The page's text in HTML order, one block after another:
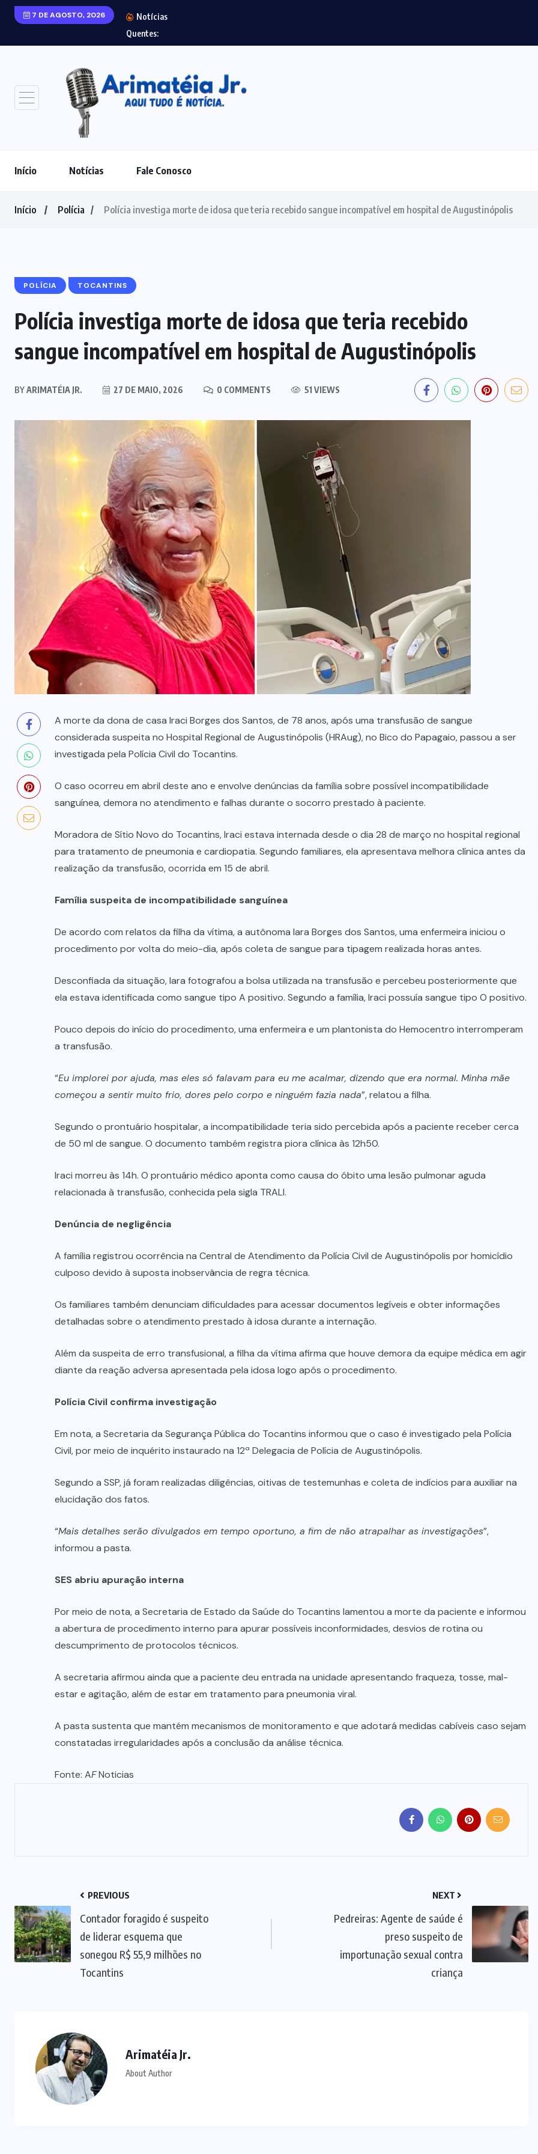
7 DE AGOSTO, 2026
Notícias
Quentes:
Início Notícias Fale Conosco
Início Polícia Polícia investiga morte de idosa que teria recebido sangue incompatível em hospital de Augustinópolis
POLÍCIA TOCANTINS
Polícia investiga morte de idosa que teria recebido
sangue incompatível em hospital de Augustinópolis
BYARIMATÉIA JR. 27 DE MAIO, 2026 0 COMMENTS 51 VIEWS
A morte da dona de casa Iraci Borges dos Santos, de 78 anos, após uma transfusão de sangue
considerada suspeita no Hospital Regional de Augustinópolis (HRAug), no Bico do Papagaio, passou a ser
investigada pela Polícia Civil do Tocantins.
O caso ocorreu em abril deste ano e envolve denúncias da família sobre possível incompatibilidade
sanguínea, demora no atendimento e falhas durante o socorro prestado à paciente.
Moradora de Sítio Novo do Tocantins, Iraci estava internada desde o dia 28 de março no hospital regional
para tratamento de pneumonia e cardiopatia. Segundo familiares, ela apresentava melhora clínica antes da
realização da transfusão, ocorrida em 15 de abril.
Família suspeita de incompatibilidade sanguínea
De acordo com relatos da filha da vítima, a autônoma Iara Borges dos Santos, uma enfermeira iniciou o
procedimento por volta do meio-dia, após coleta de sangue para tipagem realizada horas antes.
Desconfiada da situação, Iara fotografou a bolsa utilizada na transfusão e percebeu posteriormente que
ela estava identificada como sangue tipo A positivo. Segundo a família, Iraci possuía sangue tipo O positivo.
Pouco depois do início do procedimento, uma enfermeira e um plantonista do Hemocentro interromperam
a transfusão.
“Eu implorei por ajuda, mas eles só falavam para eu me acalmar, dizendo que era normal. Minha mãe
começou a sentir muito frio, dores pelo corpo e ninguém fazia nada”, relatou a filha.
Segundo o prontuário hospitalar, a incompatibilidade teria sido percebida após a paciente receber cerca
de 50 ml de sangue. O documento também registra piora clínica às 12h50.
Iraci morreu às 14h. O prontuário médico aponta como causa do óbito uma lesão pulmonar aguda
relacionada à transfusão, conhecida pela sigla TRALI.
Denúncia de negligência
A família registrou ocorrência na Central de Atendimento da Polícia Civil de Augustinópolis por homicídio
culposo devido à suposta inobservância de regra técnica.
Os familiares também denunciam dificuldades para acessar documentos legíveis e obter informações
detalhadas sobre o atendimento prestado à idosa durante a internação.
Além da suspeita de erro transfusional, a filha da vítima afirma que houve demora da equipe médica em agir
diante da reação adversa apresentada pela idosa logo após o procedimento.
Polícia Civil confirma investigação
Em nota, a Secretaria da Segurança Pública do Tocantins informou que o caso é investigado pela Polícia
Civil, por meio de inquérito instaurado na 12ª Delegacia de Polícia de Augustinópolis.
Segundo a SSP, já foram realizadas diligências, oitivas de testemunhas e coleta de indícios para auxiliar na
elucidação dos fatos.
“Mais detalhes serão divulgados em tempo oportuno, a fim de não atrapalhar as investigações”,
informou a pasta.
SES abriu apuração interna
Por meio de nota, a Secretaria de Estado da Saúde do Tocantins lamentou a morte da paciente e informou
a abertura de procedimento interno para apurar possíveis inconformidades, desvios de rotina ou
descumprimento de protocolos técnicos.
A secretaria afirmou ainda que a paciente deu entrada na unidade apresentando fraqueza, tosse, mal-
estar e agitação, além de estar em tratamento para pneumonia viral.
A pasta sustenta que mantém mecanismos de monitoramento e que adotará medidas cabíveis caso sejam
constatadas irregularidades após a conclusão da análise técnica.
Fonte: AFNoticias
PREVIOUS
Contador foragido é suspeito
de liderar esquema que
sonegou R$ 55,9 milhões no
Tocantins
NEXT
Pedreiras: Agente de saúde é
preso suspeito de
importunação sexual contra
criança
Arimatéia Jr.
About Author
MARANHÃO POLÍCIA
Mulher joga drogas no vaso
sanitário; polícia apreende 3 kg e
prende mãe e filho
7 DE AGOSTO, 2026